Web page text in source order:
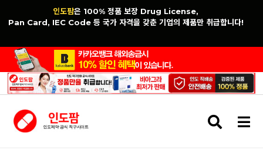
인도팜은 100% 정품 보장 Drug License,
Pan Card, IEC Code 등 국가 자격을 갖춘 기업의 제품만 취급합니다!
검
색
메